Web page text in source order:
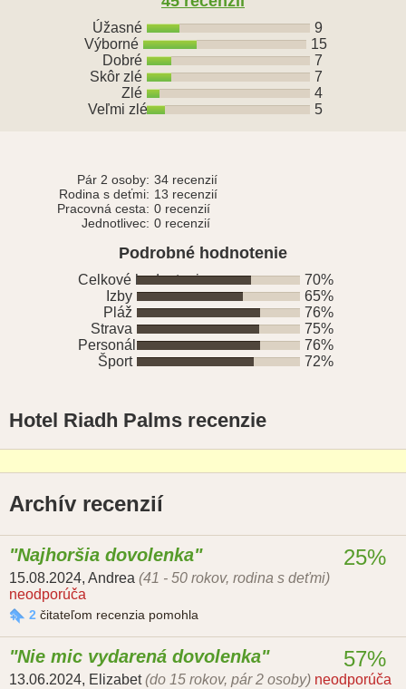
Úžasné
9
Výborné
15
Dobré
7
Skôr zlé
7
Zlé
4
Veľmi zlé
5
Pár 2 osoby: 34 recenzií
Rodina s deťmi: 13 recenzií
Pracovná cesta: 0 recenzií
Jednotlivec: 0 recenzií
Podrobné hodnotenie
Celkové hodnotenie
70%
Izby
65%
Pláž
76%
Strava
75%
Personál
76%
Šport
72%
Hotel Riadh Palms recenzie
Archív recenzií
Najhoršia dovolenka
15.08.2024, Andrea (41 - 50 rokov, rodina s deťmi)
neodporúča
2 čitateľom recenzia pomohla
25%
Nie mic vydarená dovolenka
13.06.2024, Elizabet (do 15 rokov, pár 2 osoby) neodporúča
57%